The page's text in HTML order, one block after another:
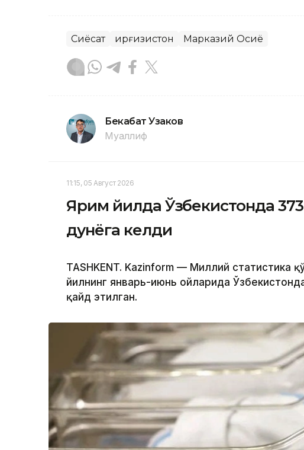
Сиёсат Қирғизистон Марказий Осиё
Бекабат Узаков
Муаллиф
11:15, 05 Август 2026
Ярим йилда Ўзбекистонда
дунёга келди
TASHKENT. Kazinform — Миллий статистика
йилнинг январь-июнь ойларида
қайд этилган.